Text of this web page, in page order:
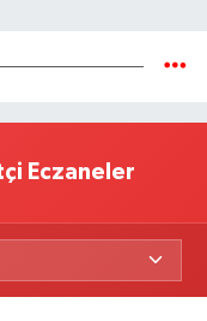
Eczaneler